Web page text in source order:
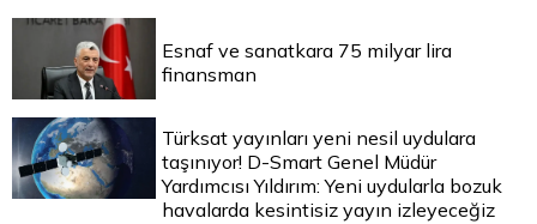
Esnaf ve sanatkara 75 milyar lira
finansman
Türksat yayınları yeni nesil uydulara
taşınıyor! D-Smart Genel Müdür
Yardımcısı Yıldırım: Yeni uydularla bozuk
havalarda kesintisiz yayın izleyeceğiz